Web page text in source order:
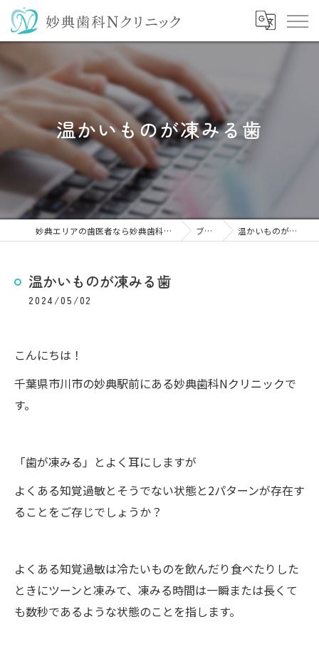
温かいものが凍みる歯
妙典エリアの歯医者なら妙典歯科Nクリニック ブログ 温かいものが凍みる歯
温かいものが凍みる歯
2024/05/02
こんにちは！
千葉県市川市の妙典駅前にある妙典歯科Nクリニックで
す。
「歯が凍みる」とよく耳にしますが
よくある知覚過敏とそうでない状態と2パターンが存在す
ることをご存じでしょうか？
よくある知覚過敏は冷たいものを飲んだり食べたりした
ときにツーンと凍みて、凍みる時間は一瞬または長くて
も数秒であるような状態のことを指します。